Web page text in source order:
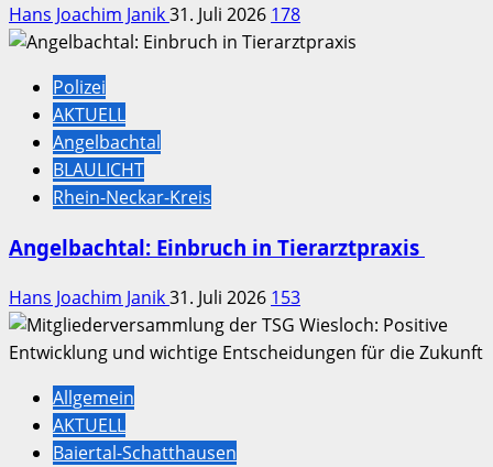
Hans Joachim Janik31. Juli 2026 178
Polizei
AKTUELL
Angelbachtal
BLAULICHT
Rhein-Neckar-Kreis
Angelbachtal: Einbruch in Tierarztpraxis
Hans Joachim Janik31. Juli 2026 153
Allgemein
AKTUELL
Baiertal-Schatthausen